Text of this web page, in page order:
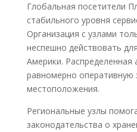
Глобальная посетители
стабильного уровня
Организация с узлами
неспешно действовать
Америки. Распределенная
равномерно оперативную
местоположения.
Региональные узлы
законодательства о